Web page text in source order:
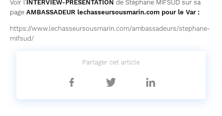
Voir l’INTERVIEW-PRESENTATION de Stéphane MIFSUD sur sa
page AMBASSADEUR lechasseursousmarin.com pour le Var :
https://www.lechasseursousmarin.com/ambassadeurs/stephane-
mifsud/
Partager cet article
Partager
Partager
Partager
sur